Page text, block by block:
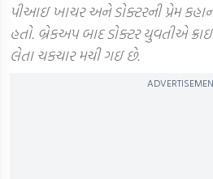
પીઆઇ ખાચર અને ડોક્ટરની પ્રેમ
હતો. બ્રેકઅપ બાદ ડોક્ટર યુવતીએ
લેતા ચકચાર મચી ગઇ છે.